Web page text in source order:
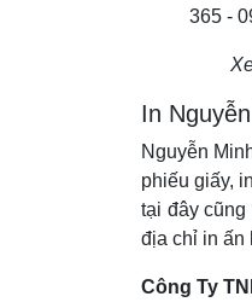
365 -
In
Nguyễn
phiếu giấy,
tại đây
địa chỉ in ấn
Công Ty